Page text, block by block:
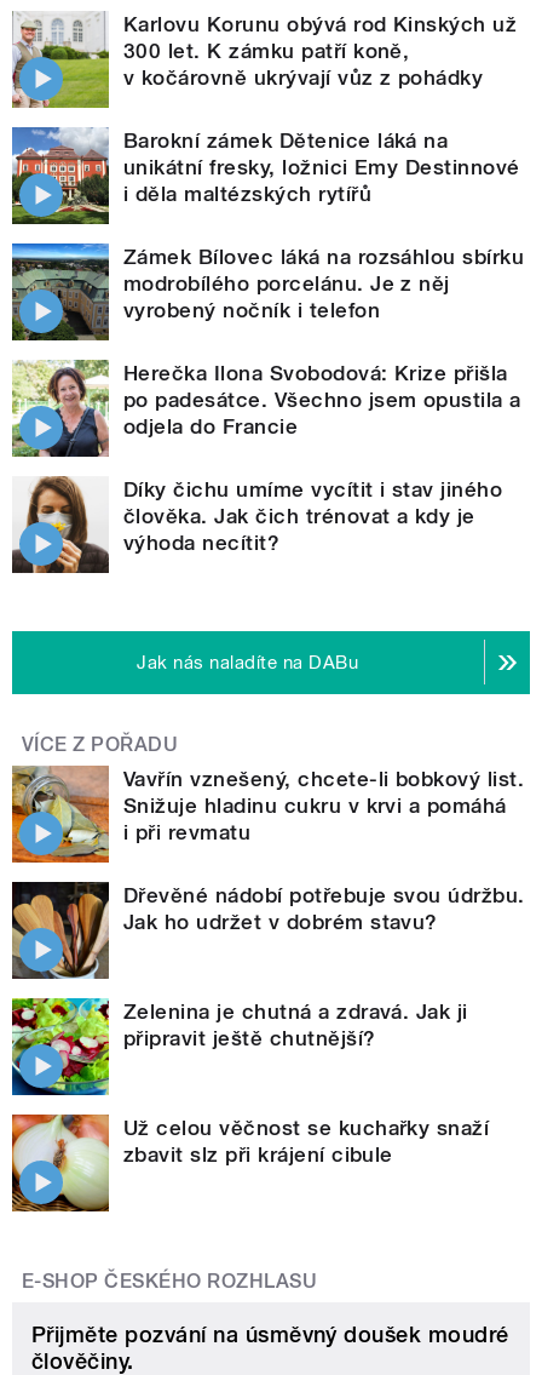
Karlovu Korunu obývá rod Kinských už
300 let. K zámku patří koně,
v kočárovně ukrývají vůz z pohádky
Barokní zámek Dětenice láká na
unikátní fresky, ložnici Emy Destinnové
i děla maltézských rytířů
Zámek Bílovec láká na rozsáhlou sbírku
modrobílého porcelánu. Je z něj
vyrobený nočník i telefon
Herečka Ilona Svobodová: Krize přišla
po padesátce. Všechno jsem opustila a
odjela do Francie
Díky čichu umíme vycítit i stav jiného
člověka. Jak čich trénovat a kdy je
výhoda necítit?
Jak nás naladíte na DABu
VÍCE Z POŘADU
Vavřín vznešený, chcete-li bobkový list.
Snižuje hladinu cukru v krvi a pomáhá
i při revmatu
Dřevěné nádobí potřebuje svou údržbu.
Jak ho udržet v dobrém stavu?
Zelenina je chutná a zdravá. Jak ji
připravit ještě chutnější?
Už celou věčnost se kuchařky snaží
zbavit slz při krájení cibule
E-SHOP ČESKÉHO ROZHLASU
Přijměte pozvání na úsměvný doušek moudré
člověčiny.